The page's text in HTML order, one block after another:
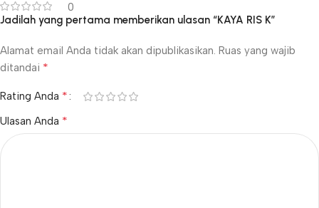
0
Jadilah yang pertama memberikan ulasan “KAYA RIS K”
Alamat email Anda tidak akan dipublikasikan. Ruas yang wajib
ditandai *
Rating Anda *
Ulasan Anda *